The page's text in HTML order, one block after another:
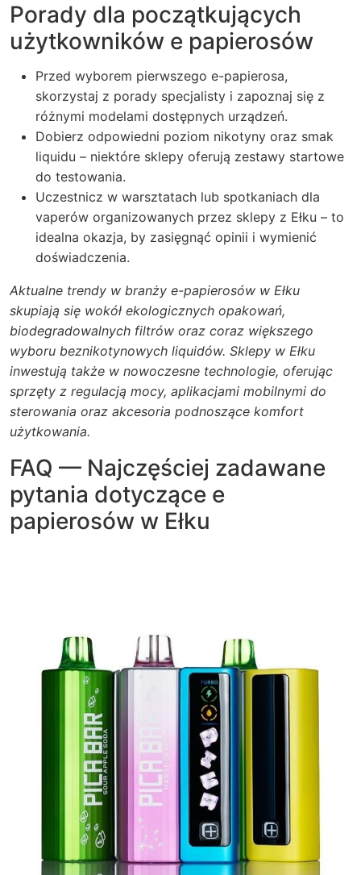
Porady dla początkujących
użytkowników e papierosów
Przed wyborem pierwszego e-papierosa,
skorzystaj z porady specjalisty i zapoznaj się z
różnymi modelami dostępnych urządzeń.
Dobierz odpowiedni poziom nikotyny oraz smak
liquidu – niektóre sklepy oferują zestawy startowe
do testowania.
Uczestnicz w warsztatach lub spotkaniach dla
vaperów organizowanych przez sklepy z Ełku – to
idealna okazja, by zasięgnąć opinii i wymienić
doświadczenia.
Aktualne trendy w branży e-papierosów w Ełku
skupiają się wokół ekologicznych opakowań,
biodegradowalnych filtrów oraz coraz większego
wyboru beznikotynowych liquidów. Sklepy w Ełku
inwestują także w nowoczesne technologie, oferując
sprzęty z regulacją mocy, aplikacjami mobilnymi do
sterowania oraz akcesoria podnoszące komfort
użytkowania.
FAQ — Najczęściej zadawane
pytania dotyczące e
papierosów w Ełku